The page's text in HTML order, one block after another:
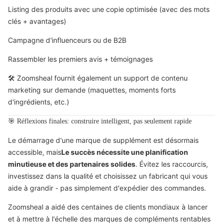
Listing des produits avec une copie optimisée (avec des mots
clés + avantages)
Campagne d'influenceurs ou de B2B
Rassembler les premiers avis + témoignages
🛠 Zoomsheal fournit également un support de contenu
marketing sur demande (maquettes, moments forts
d'ingrédients, etc.)
🎯 Réflexions finales: construire intelligent, pas seulement rapide
Le démarrage d'une marque de supplément est désormais
accessible, maisLe succès nécessite une planification
minutieuse et des partenaires solides. Évitez les raccourcis,
investissez dans la qualité et choisissez un fabricant qui vous
aide à grandir - pas simplement d'expédier des commandes.
Zoomsheal a aidé des centaines de clients mondiaux à lancer
et à mettre à l'échelle des marques de compléments rentables